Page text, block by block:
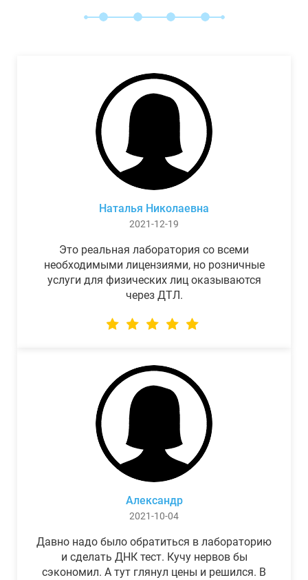
Наталья Николаевна
2021-12-19
Это реальная лаборатория со всеми
необходимыми лицензиями, но розничные
услуги для физических лиц оказываются
через ДТЛ.
Александр
2021-10-04
Давно надо было обратиться в лабораторию
и сделать ДНК тест. Кучу нервов бы
сэкономил. А тут глянул цены и решился. В